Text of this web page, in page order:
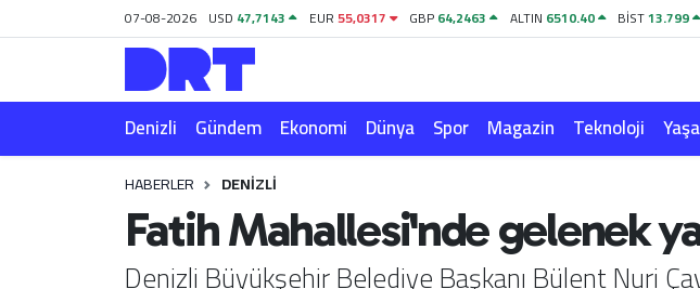
07-08-2026 USD 47,7143 EUR55,0317 GBP64,2463 ALTIN 6510.40 BİST13.799
Denizli Gündem Ekonomi Dünya Spor Magazin Teknoloji
HABERLER DENIZLI
Fatih Mahallesi'nde gelenek
Denizli Büyükşehir Belediye Başkanı Bülent Nuri
Gündem
Ekonomi
Hava Durumu
Trafik Durumu
Puan Durumu ve Fikstür
Tüm Manşetler